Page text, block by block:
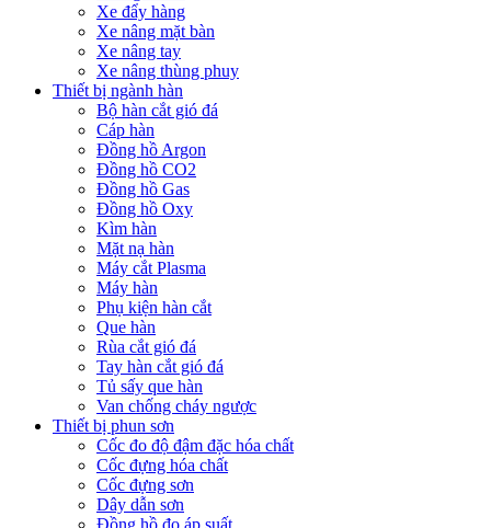
Xe đẩy hàng
Xe nâng mặt bàn
Xe nâng tay
Xe nâng thùng phuy
Thiết bị ngành hàn
Bộ hàn cắt gió đá
Cáp hàn
Đồng hồ Argon
Đồng hồ CO2
Đồng hồ Gas
Đồng hồ Oxy
Kìm hàn
Mặt nạ hàn
Máy cắt Plasma
Máy hàn
Phụ kiện hàn cắt
Que hàn
Rùa cắt gió đá
Tay hàn cắt gió đá
Tủ sấy que hàn
Van chống cháy ngược
Thiết bị phun sơn
Cốc đo độ đậm đặc hóa chất
Cốc đựng hóa chất
Cốc đựng sơn
Dây dẫn sơn
Đồng hồ đo áp suất